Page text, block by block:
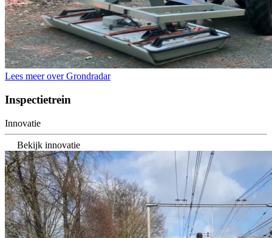
Lees meer over Grondradar
Inspectietrein
Innovatie
Bekijk innovatie